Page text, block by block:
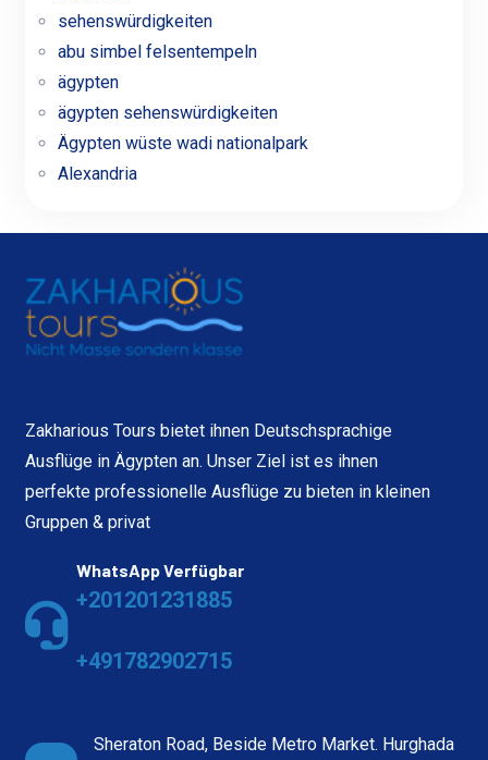
sehenswürdigkeiten
abu simbel felsentempeln
ägypten
ägypten sehenswürdigkeiten
Ägypten wüste wadi nationalpark
Alexandria
Zakharious Tours bietet ihnen Deutschsprachige
Ausflüge in Ägypten an. Unser Ziel ist es ihnen
perfekte professionelle Ausflüge zu bieten in kleinen
Gruppen & privat
WhatsApp Verfügbar
+201201231885
+491782902715
Sheraton Road, Beside Metro Market. Hurghada